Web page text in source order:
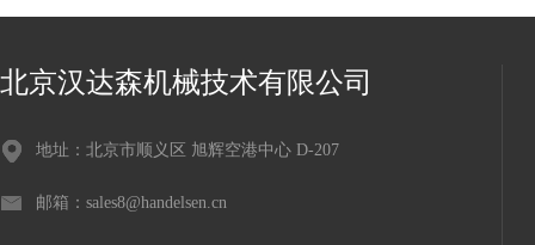
北京汉达森机械技术有限公司
地址：北京市顺义区 旭辉空港中心 D-207
邮箱：sales8@handelsen.cn